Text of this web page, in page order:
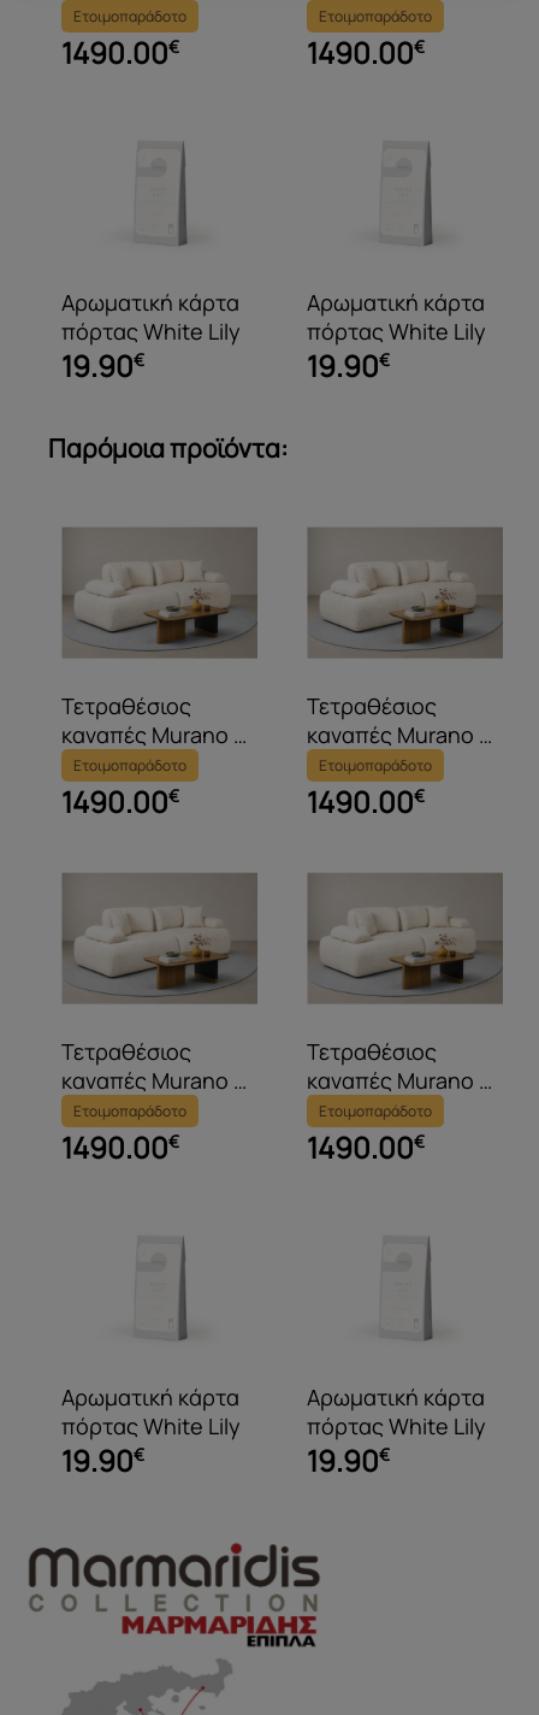
ανακλινόμενες
πλάτες και
μπράτσα
Ετοιμοπαράδοτο
1490.00€
ανακλινόμενες
πλάτες και
μπράτσα
Ετοιμοπαράδοτο
1490.00€
Αρωματική κάρτα
πόρτας White Lily
19.90€
Αρωματική κάρτα
πόρτας White Lily
19.90€
Παρόμοια προϊόντα:
Τετραθέσιος
καναπές Murano με
ανακλινόμενες
πλάτες και
μπράτσα
Ετοιμοπαράδοτο
1490.00€
Τετραθέσιος
καναπές Murano με
ανακλινόμενες
πλάτες και
μπράτσα
Ετοιμοπαράδοτο
1490.00€
Τετραθέσιος
καναπές Murano με
ανακλινόμενες
πλάτες και
μπράτσα
Ετοιμοπαράδοτο
1490.00€
Τετραθέσιος
καναπές Murano με
ανακλινόμενες
πλάτες και
μπράτσα
Ετοιμοπαράδοτο
1490.00€
Αρωματική κάρτα
πόρτας White Lily
19.90€
Αρωματική κάρτα
πόρτας White Lily
19.90€